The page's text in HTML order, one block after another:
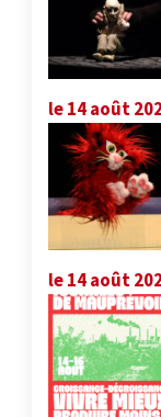
le 14 août
le 14 août